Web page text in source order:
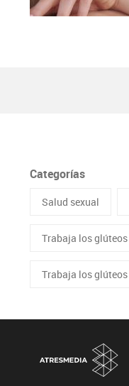
Categorías
Salud sexual
Trabaja los glúteos
Trabaja los glúteos